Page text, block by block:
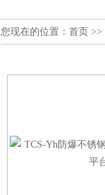
您现在的位置： 首页 >>